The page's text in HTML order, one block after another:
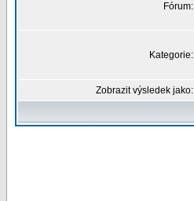
Fórum:
Kategorie:
Zobrazit výsledek jako: